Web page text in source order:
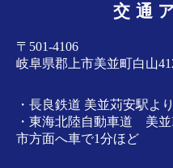
交通
〒501-4106
岐阜県郡上市美並町白山
・長良鉄道 美並苅安駅
・東海北陸自動車道 美
市方面へ車で1分ほど